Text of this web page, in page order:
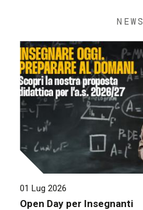
NEWS
01 Lug 2026
Open Day per Insegnanti